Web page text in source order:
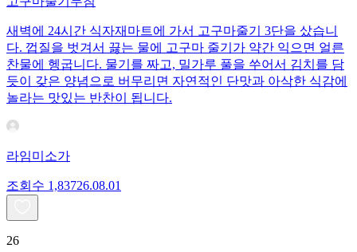
새벽에 24시간 식자재마트에 가서 고구마줄기 3단을 샀습니
다. 껍질을 벗겨서 끓는 물에 고구마 줄기가 약간 익으면 얼른
찬물에 헹굽니다. 물기를 짜고, 밀가루 풀을 쑤어서 김치를 담
듯이 갖은 양념으로 버무리면 자연적인 단맛과 아삭한 식감에
놀라는 맛있는 반찬이 됩니다.
라임미소가
조회수 1,83726.08.01
26